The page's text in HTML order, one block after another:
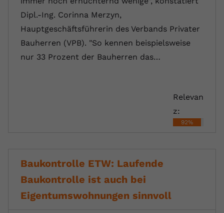
Dipl.-Ing. Corinna Merzyn,
Hauptgeschäftsführerin des Verbands Privater
Bauherren (VPB). "So kennen beispielsweise
nur 33 Prozent der Bauherren das…
Relevan
z:
92%
Baukontrolle ETW: Laufende
Baukontrolle ist auch bei
Eigentumswohnungen sinnvoll